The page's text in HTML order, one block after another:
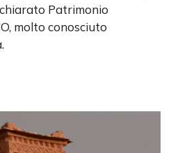
Patrimonio
molto conosciuto